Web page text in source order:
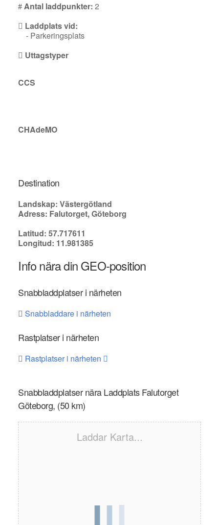
Antal laddpunkter: 2
Laddplats vid:
- Parkeringsplats
Uttagstyper
CCS
CHAdeMO
Destination
Landskap: Västergötland
Adress: Falutorget, Göteborg
Latitud: 57.717611
Longitud: 11.981385
Info nära din GEO-position
Snabbladdplatser i närheten
Snabbladdare i närheten
Rastplatser i närheten
Rastplatser i närheten
Snabbladdplatser nära Laddplats Falutorget
Göteborg, (50 km)
Laddar Karta...